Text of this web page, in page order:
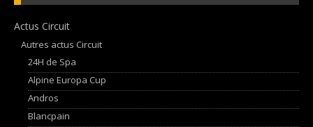
Actus Circuit
Autres actus Circuit
24H de Spa
Alpine Europa Cup
Andros
Blancpain